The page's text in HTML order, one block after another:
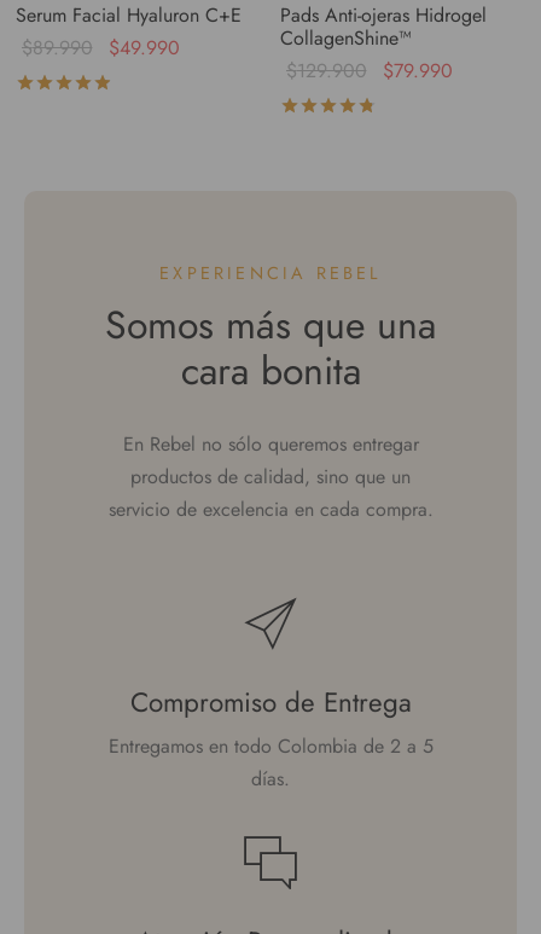
Serum Facial Hyaluron C+E
$89.990 $49.990
Pads Anti-ojeras Hidrogel
CollagenShine™
$129.900 $79.990
EXPERIENCIA REBEL
Somos más que una
cara bonita
En Rebel no sólo queremos entregar
productos de calidad, sino que un
servicio de excelencia en cada compra.
Compromiso de Entrega
Entregamos en todo Colombia de 2 a 5
días.